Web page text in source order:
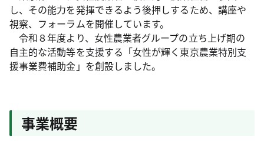
し、その能力を発揮できるよう後押しするため、講座や
視察、フォーラムを開催しています。
令和８年度より、女性農業者グループの立ち上げ期の
自主的な活動等を支援する「女性が輝く東京農業特別支
援事業費補助金」を創設しました。
事業概要